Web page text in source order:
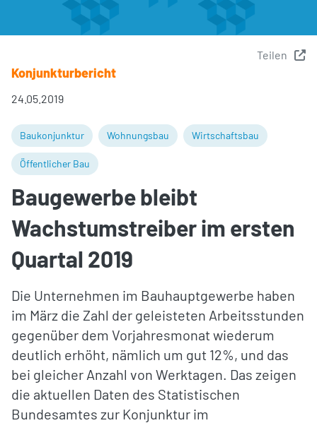
Teilen
Konjunkturbericht
24.05.2019
Baukonjunktur Wohnungsbau Wirtschaftsbau
Öffentlicher Bau
Baugewerbe bleibt
Wachstumstreiber im ersten
Quartal 2019
Die Unternehmen im Bauhauptgewerbe haben
im März die Zahl der geleisteten Arbeitsstunden
gegenüber dem Vorjahresmonat wiederum
deutlich erhöht, nämlich um gut 12%, und das
bei gleicher Anzahl von Werktagen. Das zeigen
die aktuellen Daten des Statistischen
Bundesamtes zur Konjunktur im